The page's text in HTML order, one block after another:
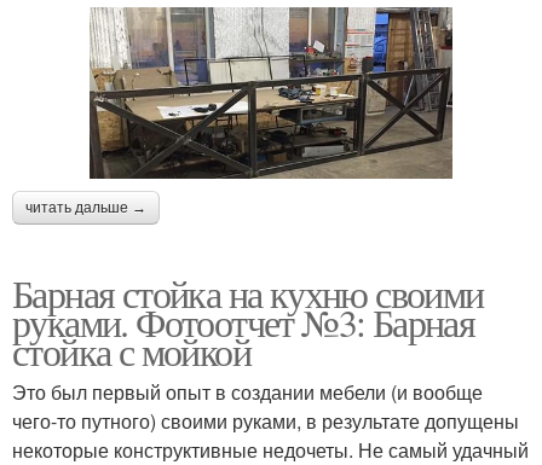
читать дальше →
Барная стойка на кухню своими
руками. Фотоотчет №3: Барная
стойка с мойкой
Это был первый опыт в создании мебели (и вообще
чего-то путного) своими руками, в результате допущены
некоторые конструктивные недочеты. Не самый удачный